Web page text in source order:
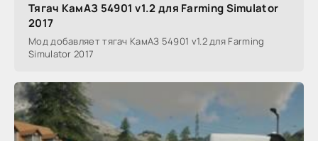
Тягач КамАЗ 54901 v1.2 для Farming Simulator
2017
Мод добавляет тягач КамАЗ 54901 v1.2 для Farming
Simulator 2017